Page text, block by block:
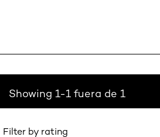
Showing 1-1 fuera de 1
Filter by rating